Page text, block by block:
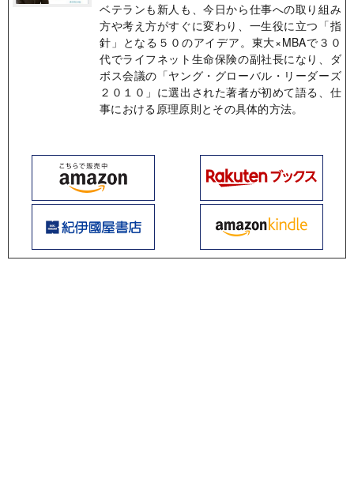
ベテランも新人も、今日から仕事への取り組み
方や考え方がすぐに変わり、一生役に立つ「指
針」となる５０のアイデア。東大×MBAで３０
代でライフネット生命保険の副社長になり、ダ
ボス会議の「ヤング・グローバル・リーダーズ
２０１０」に選出された著者が初めて語る、仕
事における原理原則とその具体的方法。